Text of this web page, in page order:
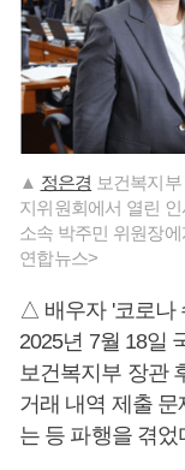
▲ 정은경 보건복지
지위원회에서 열린
소속 박주민 위원장
연합뉴스>
△ 배우자 '코로나
2025년 7월 18일
보건복지부 장관
거래 내역 제출 문
는 등 파행을 겪었